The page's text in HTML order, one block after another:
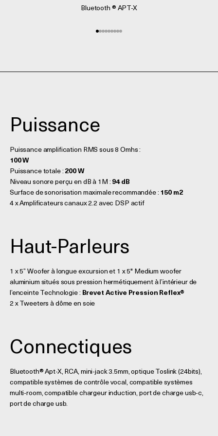
Bluetooth ® APT-X
Puissance
Puissance amplification RMS sous 8 Omhs :
100 W
Puissance totale : 200 W
Niveau sonore perçu en dB à 1M : 94 dB
Surface de sonorisation maximale recommandée : 150 m2
4 x Amplificateurs canaux 2.2 avec DSP actif
Haut-Parleurs
1 x 5” Woofer à longue excursion et 1 x 5" Medium woofer
aluminium situés sous pression hermétiquement à l’intérieur de
l’enceinte Technologie : Brevet Active Pression Reflex®
2 x Tweeters à dôme en soie
Connectiques
Bluetooth® Apt-X, RCA, mini-jack 3.5mm, optique Toslink (24bits),
compatible systèmes de contrôle vocal, compatible systèmes
multi-room, compatible chargeur induction, port de charge usb-c,
port de charge usb.